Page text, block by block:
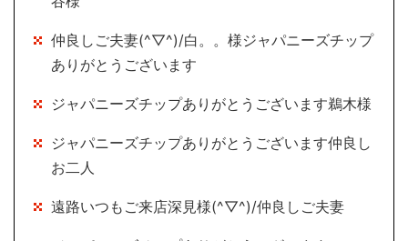
仲良しご夫妻(^▽^)/白。。様ジャパニーズチップ
ありがとうございます
ジャパニーズチップありがとうございます鵜木様
ジャパニーズチップありがとうございます仲良し
お二人
遠路いつもご来店深見様(^▽^)/仲良しご夫妻